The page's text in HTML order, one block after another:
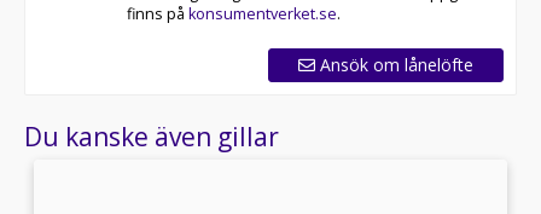
finns på konsumentverket.se.
Ansök om lånelöfte
Du kanske även gillar